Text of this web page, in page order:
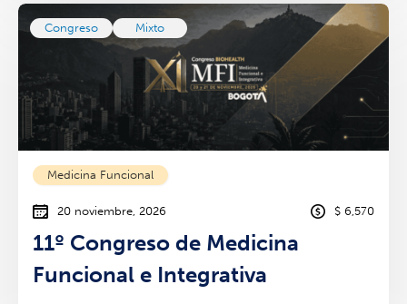
Congreso Mixto
Medicina Funcional
20 noviembre, 2026 $ 6,570
11º Congreso de Medicina
Funcional e Integrativa